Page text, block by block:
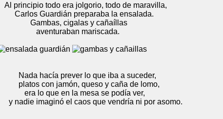
jolgorio, todo de maravilla,
preparaba la ensalada.
y cañaíllas
mariscada.
lo que iba a suceder,
queso y caña de lomo,
mesa se podía ver,
que vendría ni por asomo.